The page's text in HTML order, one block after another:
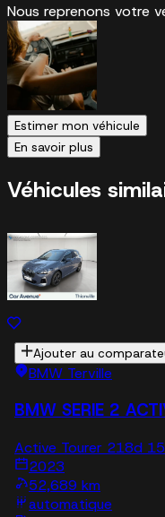
Nous reprenons votre
Estimer mon véhicule
En savoir plus
Véhicules
Ajouter au
BMW Terville
BMW SERIE 2
Active Tourer 218d
2023
52,689 km
automatique